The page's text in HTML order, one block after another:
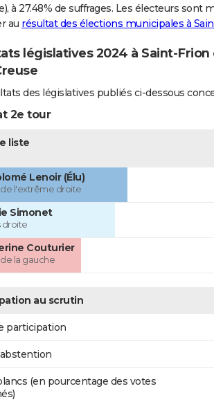
à 27.48% de suffrages. Les électeurs
au résultat des élections municipales à
législatives 2024 à Saint-
des législatives publiés ci-dessous
2e tour
liste
Lenoir (Élu)
l'extrême droite
Simonet
droite
Couturier
la gauche
au scrutin
participation
(en pourcentage des votes